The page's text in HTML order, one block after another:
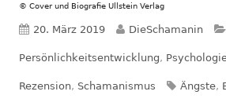
© Cover und Biografie Ullstein Verlag
Veröffentlicht
am
20. März 2019 Autor
DieSchamanin
Persönlichkeitsentwicklung,
Rezension, Schamanismus Ängste,